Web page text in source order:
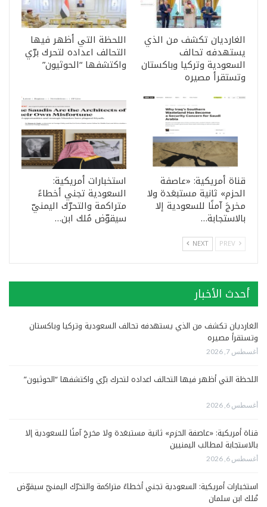
الغارديان تكشف من الذي
يستهدفه تحالف
السعودية وتركيا وباكستان
وتستقرأ مصيره
اللحظة التي أظهر فيها
التحالف اعداده لتحرك برّي
واكتشفها “الحوثيون”
قناة أمريكية: «عاصفة
الحزم» ثانية مستبعَدة ولا
مخرجَ آمنًا للسعودية إلا
بالاستجابة…
استخبارات أمريكية:
السعودية تجني أخطاءً
متراكمة والتحرّك اليمنيّ
سيقوّض مُلك ابن…
NEXT
أحدث الأخبار
الغارديان تكشف من الذي يستهدفه تحالف السعودية وتركيا وباكستان
وتستقرأ مصيره
أغسطس 7, 2026
اللحظة التي أظهر فيها التحالف اعداده لتحرك برّي واكتشفها “الحوثيون”
أغسطس 6, 2026
قناة أمريكية: «عاصفة الحزم» ثانية مستبعَدة ولا مخرجَ آمنًا للسعودية إلا
بالاستجابة لمطالب اليمنيين
أغسطس 6, 2026
استخبارات أمريكية: السعودية تجني أخطاءً متراكمة والتحرّك اليمنيّ سيقوّض
مُلك ابن سلمان